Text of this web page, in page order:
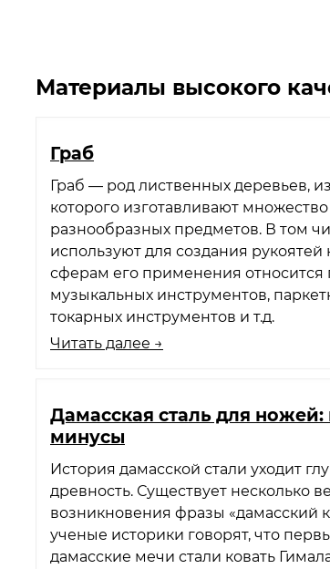
Материалы высокого
Граб
Граб — род лиственных деревьев,
которого изготавливают множество
разнообразных предметов. В том
используют для создания рукоятей
сферам его применения относится
музыкальных инструментов,
токарных инструментов и т.д.
Читать далее →
Дамасская сталь для
минусы
История дамасской стали уходит
древность. Существует несколько
возникновения фразы «дамасский
ученые историки говорят, что
дамасские мечи стали ковать